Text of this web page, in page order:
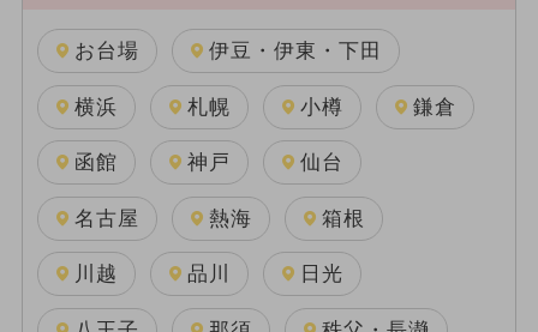
お台場 伊豆・伊東・下田
横浜 札幌 小樽 鎌倉
函館 神戸 仙台
名古屋 熱海 箱根
川越 品川 日光